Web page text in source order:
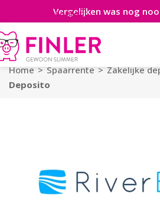
Skip to main contentVergelijken was nog
Home>Spaarrente>Zakelijke
Deposito